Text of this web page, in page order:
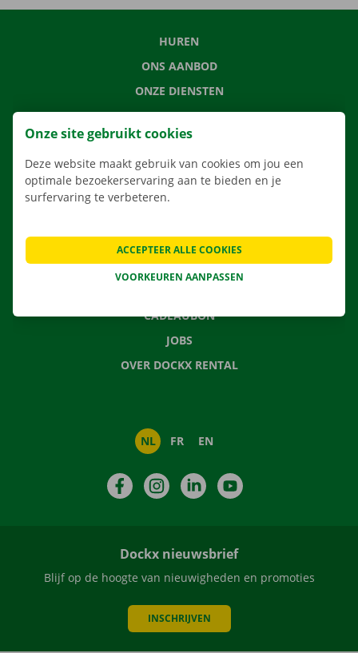
HUREN
ONS AANBOD
ONZE DIENSTEN
LOCATIES
APP
VERHUISOPLOSSINGEN
CONTACTEER ONS
VEELGESTELDE VRAGEN
CADEAUBON
JOBS
OVER DOCKX RENTAL
NL FR EN
FacebookInstagramLinkedIn
Dockx nieuwsbrief
Blijf op de hoogte van nieuwigheden en promoties
INSCHRIJVEN
Onze site gebruikt cookies
Deze website maakt gebruik van cookies om jou een
optimale bezoekerservaring aan te bieden en je
surfervaring te verbeteren.
VOORKEUREN AANPASSEN
ACCEPTEER ALLE COOKIES